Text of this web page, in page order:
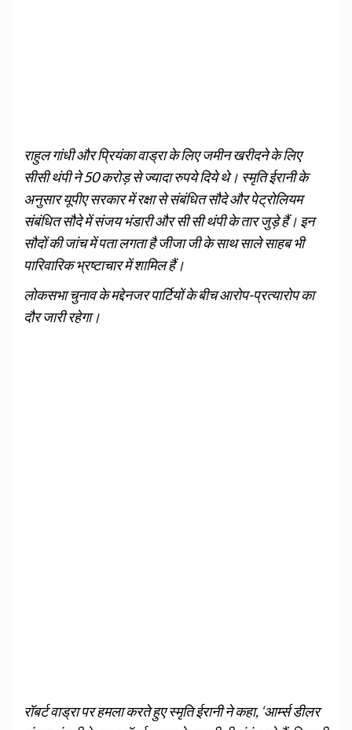
राहुल गांधी और प्रियंका वाड्रा के लिए जमीन खरीदने के लिए
सीसी थंपी ने 50 करोड़ से ज्यादा रुपये दिये थे। स्मृति ईरानी के
अनुसार यूपीए सरकार में रक्षा से संबंधित सौदे और पेट्रोलियम
संबंधित सौदे में संजय भंडारी और सी सी थंपी के तार जुड़े हैं। इन
सौदों की जांच में पता लगता है जीजा जी के साथ साले साहब भी
पारिवारिक भ्रष्टाचार में शामिल हैं।
लोकसभा चुनाव के मद्देनजर पार्टियों के बीच आरोप-प्रत्‍यारोप का
दौर जारी रहेगा।
रॉबर्ट वाड्रा पर हमला करते हुए स्‍मृति ईरानी ने कहा, ‘आर्म्‍स डीलर